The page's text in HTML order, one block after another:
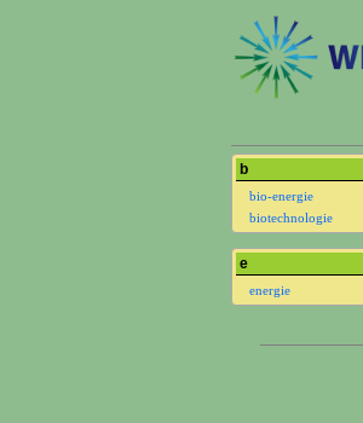
b
bio-energie
biotechnologie
e
energie